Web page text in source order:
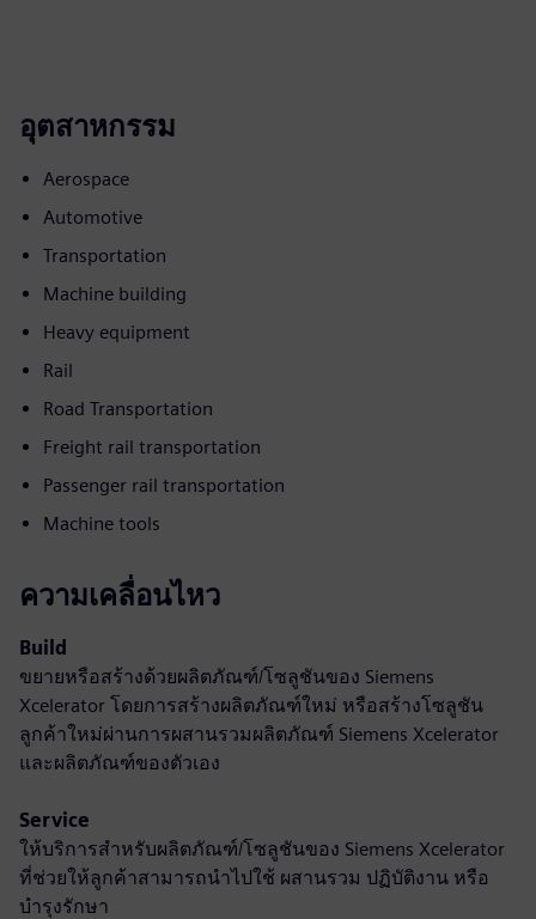
อุตสาหกรรม
Aerospace
Automotive
Transportation
Machine building
Heavy equipment
Rail
Road Transportation
Freight rail transportation
Passenger rail transportation
Machine tools
ความเคลื่อนไหว
Build
ขยายหรือสร้างด้วยผลิตภัณฑ์/โซลูชันของ Siemens
Xcelerator โดยการสร้างผลิตภัณฑ์ใหม่ หรือสร้างโซลูชัน
ลูกค้าใหม่ผ่านการผสานรวมผลิตภัณฑ์ Siemens Xcelerator
และผลิตภัณฑ์ของตัวเอง
Service
ให้บริการสำหรับผลิตภัณฑ์/โซลูชันของ Siemens Xcelerator
ที่ช่วยให้ลูกค้าสามารถนำไปใช้ ผสานรวม ปฏิบัติงาน หรือ
บำรุงรักษา